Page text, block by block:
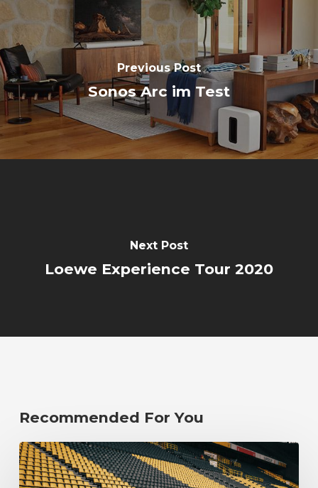
Previous Post
Sonos Arc im Test
Next Post
Loewe Experience Tour 2020
Recommended For You